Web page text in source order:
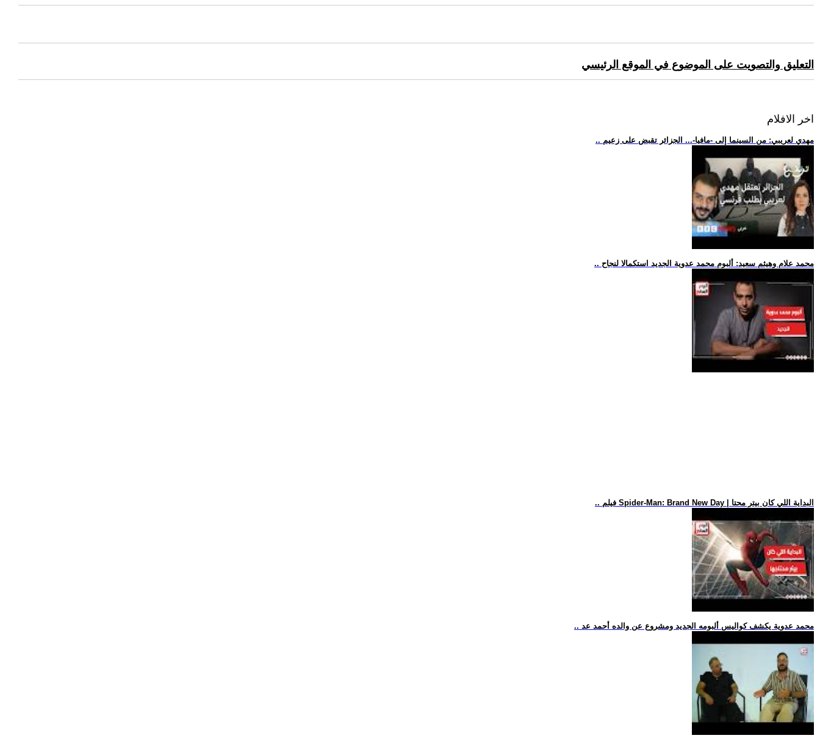
التعليق والتصويت على الموضوع في الموقع الرئيسي
اخر الافلام
.. مهدي لعريبي: من السينما إلى -مافيا-... الجزائر تقبض على زعيم
.. محمد علام وهيثم سعيد: ألبوم محمد عدوية الجديد استكمالا لنجاح
.. فيلم Spider-Man: Brand New Day | البداية اللي كان بيتر محتا
.. محمد عدوية يكشف كواليس ألبومه الجديد ومشروع عن والده أحمد عد